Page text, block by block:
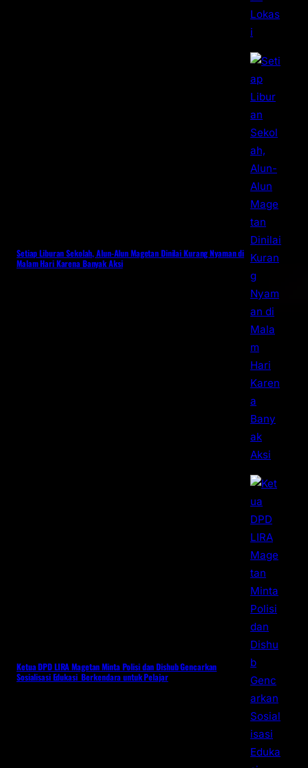
Setiap Liburan Sekolah, Alun-Alun Magetan Dinilai Kurang Nyaman di
Malam Hari Karena Banyak Aksi
Ketua DPD LIRA Magetan Minta Polisi dan Dishub Gencarkan
Sosialisasi Edukasi Berkendara untuk Pelajar